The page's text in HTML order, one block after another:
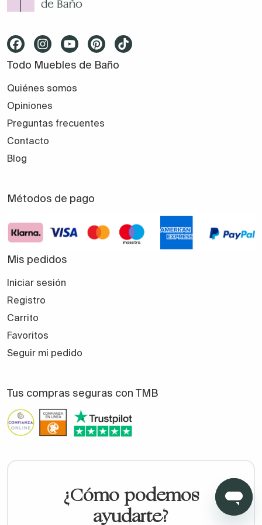
coste
Tamaño y diseño.
Nivel de personalización y medidas especiales.
En Todomueblesdebañ
sostenibilidad y precio ajustado, para que tu baño
sea funcional sin comprometer tu presupuesto.
¿Por qué elegir
Todomueblesdebaño?
✔ Fabricación nacional (Made in Spain)
✔ Control de calidad en origen
Todo Muebles de Baño
Quiénes somos
Opiniones
Preguntas frecuentes
Contacto
Blog
Métodos de pago
Mis pedidos
Iniciar sesión
Registro
Carrito
Favoritos
Seguir mi pedido
Tus compras seguras con TMB
¿Cómo podemos
ayudarte?